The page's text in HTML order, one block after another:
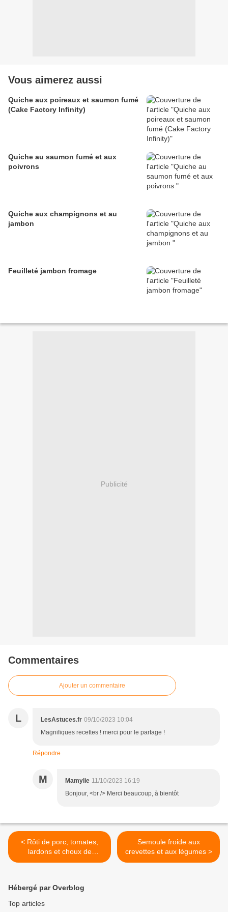
Vous aimerez aussi
Quiche aux poireaux et saumon fumé
(Cake Factory Infinity)
Quiche au saumon fumé et aux
poivrons
Quiche aux champignons et au
jambon
Feuilleté jambon fromage
Publicité
Commentaires
Ajouter un commentaire
L LesAstuces.fr 09/10/2023 10:04
Magnifiques recettes ! merci pour le partage !
Répondre
M Mamylie 11/10/2023 16:19
Bonjour, <br /> Merci beaucoup, à bientôt
< Rôti de porc, tomates,
lardons et choux de
Bruxelles
Semoule froide aux
crevettes et aux légumes >
Hébergé par Overblog
Top articles